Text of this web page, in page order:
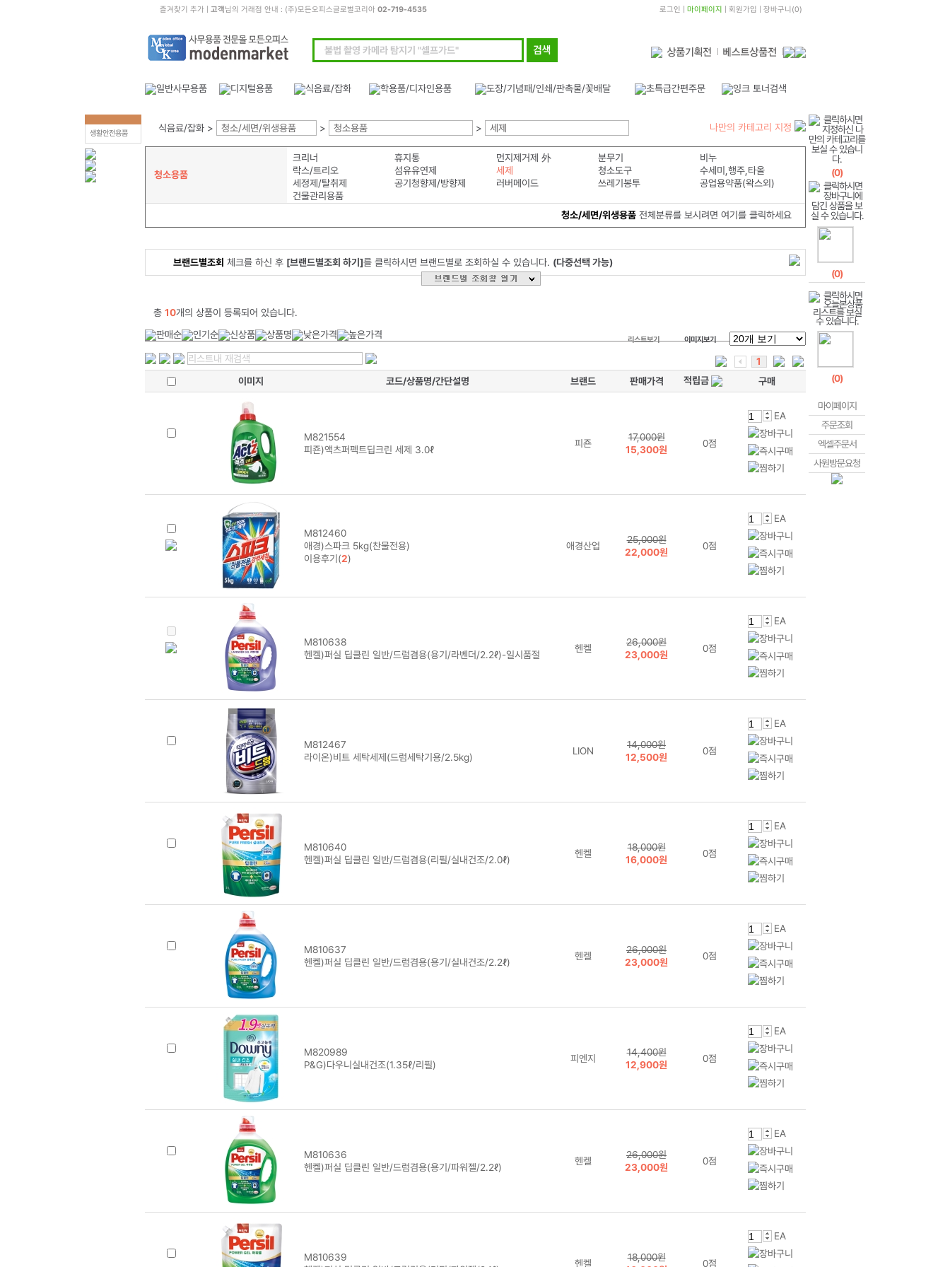
즐겨찾기 추가| 고객님의 거래점 안내 : (주)모든오피스글로벌코리아 02-719-4535 로그인 마이페이지 회원가입 장바구니 (0)
식음료/잡화 > 청소/세면/위생용품 > 청소용품 > 세제 나만의 카테고리 지정
청소용품
크리너 휴지통 먼지제거제 外 분무기
비누
락스/트리오
섬유유연제 세제 청소도구
수세미,행주,타올
세정제/탈취제
공기청향제/방향제 러버메이드 쓰레기봉투
공업용약품(왁스외)
건물관리용품
청소/세면/위생용품전체분류를 보시려면 여기를 클릭하세요
브랜드별조회 체크를 하신 후 [브랜드별조회 하기]를 클릭하시면 브랜드별로 조회하실 수 있습니다. (다중선택 가능)
총 10개의 상품이 등록되어 있습니다.
리스트보기 이미지보기
1
이미지
코드/상품명/간단설명 브랜드 판매가격 적립금 구매
M821554
피죤)액츠퍼펙트딥크린 세제 3.0ℓ
피죤
17,000원
15,300원
0점
EA
M812460
애경)스파크 5kg(찬물전용)
이용후기(2)
애경산업
25,000원
22,000원
0점
EA
M810638
헨켈)퍼실 딥클린 일반/드럼겸용(용기/라벤더/2.2ℓ)-일시품절
헨켈
26,000원
23,000원
0점
EA
M812467
라이온)비트 세탁세제(드럼세탁기용/2.5kg)
LION
14,000원
12,500원
0점
EA
M810640
헨켈)퍼실 딥클린 일반/드럼겸용(리필/실내건조/2.0ℓ)
헨켈
18,000원
16,000원
0점
EA
M810637
헨켈)퍼실 딥클린 일반/드럼겸용(용기/실내건조/2.2ℓ)
헨켈
26,000원
23,000원
0점
EA
M820989
P&G)다우니실내건조(1.35ℓ/리필)
피엔지
14,400원
12,900원
0점
EA
M810636
헨켈)퍼실 딥클린 일반/드럼겸용(용기/파워젤/2.2ℓ)
헨켈
26,000원
23,000원
0점
EA
M810639
헨켈
18,000원
0점
EA
생활안전용품
(0)
(0)
(0)
마이페이지
주문조회
엑셀주문서
사원방문요청